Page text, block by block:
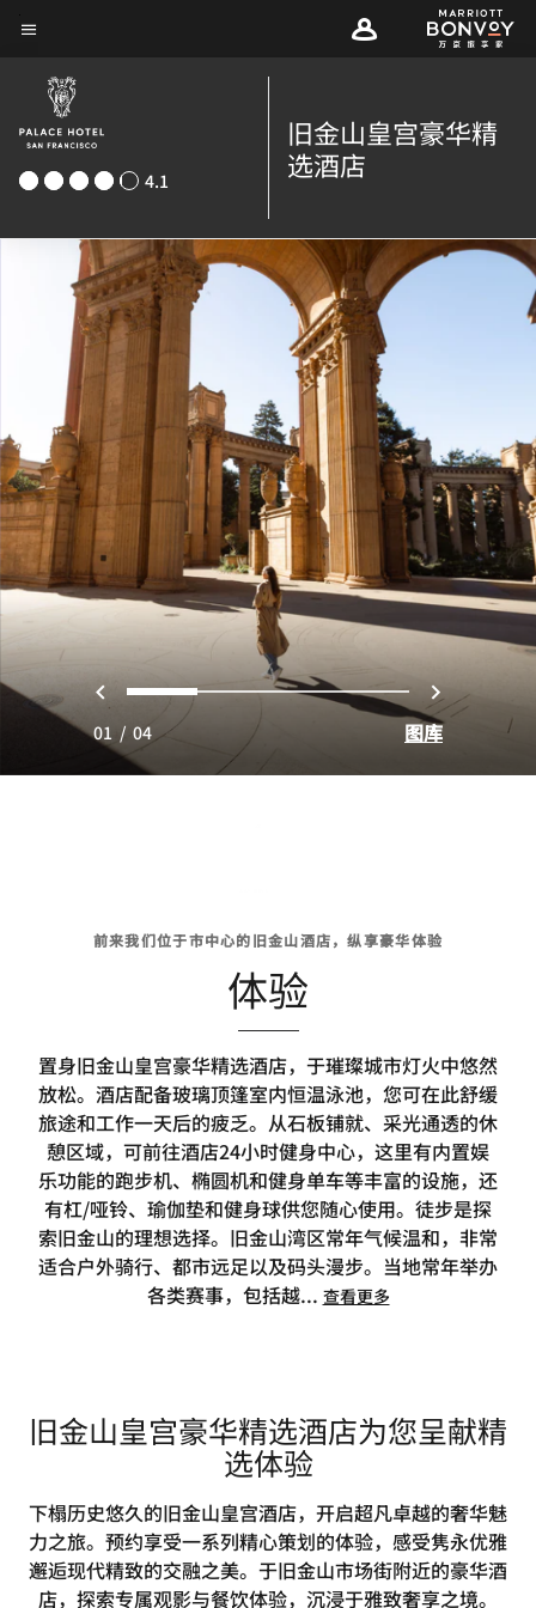
Skip
main
content
4.1
旧金山皇宫豪华精
选酒店
上一页
0 1 2 3 下一页
01 / 04 图库
前来我们位于市中心的旧金山酒店，纵享豪华体验
体验
置身旧金山皇宫豪华精选酒店，于璀璨城市灯火中悠然
放松。酒店配备玻璃顶篷室内恒温泳池，您可在此舒缓
旅途和工作一天后的疲乏。从石板铺就、采光通透的休
憩区域，可前往酒店24小时健身中心，这里有内置娱
乐功能的跑步机、椭圆机和健身单车等丰富的设施，还
有杠/哑铃、瑜伽垫和健身球供您随心使用。徒步是探
索旧金山的理想选择。旧金山湾区常年气候温和，非常
适合户外骑行、都市远足以及码头漫步。当地常年举办
各类赛事，包括越... 查看更多
旧金山皇宫豪华精选酒店为您呈献精
选体验
下榻历史悠久的旧金山皇宫酒店，开启超凡卓越的奢华魅
力之旅。预约享受一系列精心策划的体验，感受隽永优雅
邂逅现代精致的交融之美。于旧金山市场街附近的豪华酒
店，探索专属观影与餐饮体验，沉浸于雅致奢享之境。